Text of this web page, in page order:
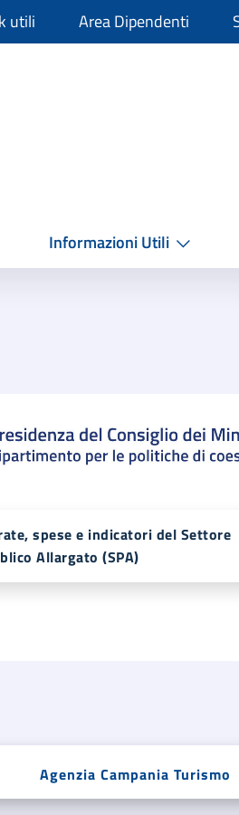
utili Area Dipendenti
Informazioni Utili
spese e indicatori del Settore
Allargato (SPA)
Agenzia Campania Turismo